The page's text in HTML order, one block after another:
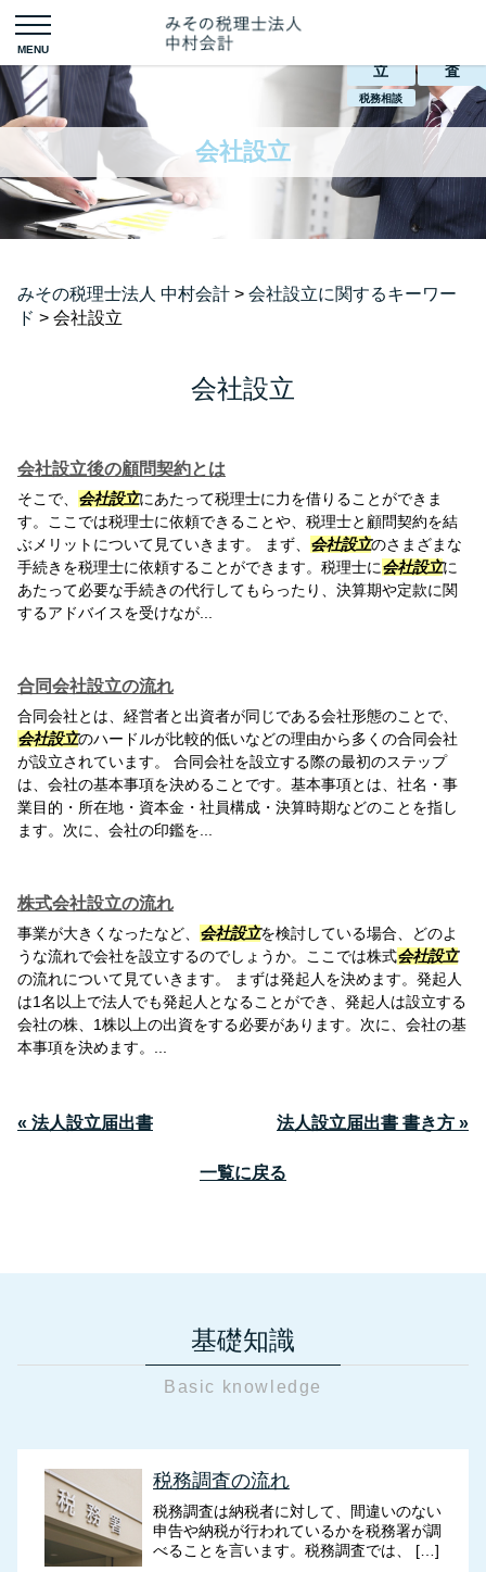
会社設立
立
査
税務相談
みその税理士法人 中村会計 > 会社設立に関するキーワー
ド > 会社設立
会社設立
会社設立後の顧問契約とは
そこで、 会社設立にあたって税理士に力を借りることができま
す。ここでは税理士に依頼できることや、税理士と顧問契約を結
ぶメリットについて見ていきます。 まず、 会社設立のさまざまな
手続きを税理士に依頼することができます。税理士に会社設立に
あたって必要な手続きの代行してもらったり、決算期や定款に関
するアドバイスを受けなが...
合同会社設立の流れ
合同会社とは、経営者と出資者が同じである会社形態のことで、
会社設立のハードルが比較的低いなどの理由から多くの合同会社
が設立されています。 合同会社を設立する際の最初のステップ
は、会社の基本事項を決めることです。基本事項とは、社名・事
業目的・所在地・資本金・社員構成・決算時期などのことを指し
ます。次に、会社の印鑑を...
株式会社設立の流れ
事業が大きくなったなど、 会社設立を検討している場合、どのよ
うな流れで会社を設立するのでしょうか。ここでは株式会社設立
の流れについて見ていきます。 まずは発起人を決めます。発起人
は1名以上で法人でも発起人となることができ、発起人は設立する
会社の株、1株以上の出資をする必要があります。次に、会社の基
本事項を決めます。...
« 法人設立届出書 法人設立届出書 書き方 »
一覧に戻る
基礎知識
Basic knowledge
税務調査の流れ
税務調査は納税者に対して、間違いのない
申告や納税が行われているかを税務署が調
べることを言います。税務調査では、 […]